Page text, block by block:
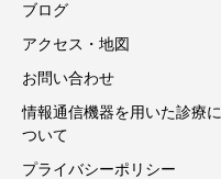
ブログ
アクセス・地図
お問い合わせ
情報通信機器を用いた診療に
ついて
プライバシーポリシー